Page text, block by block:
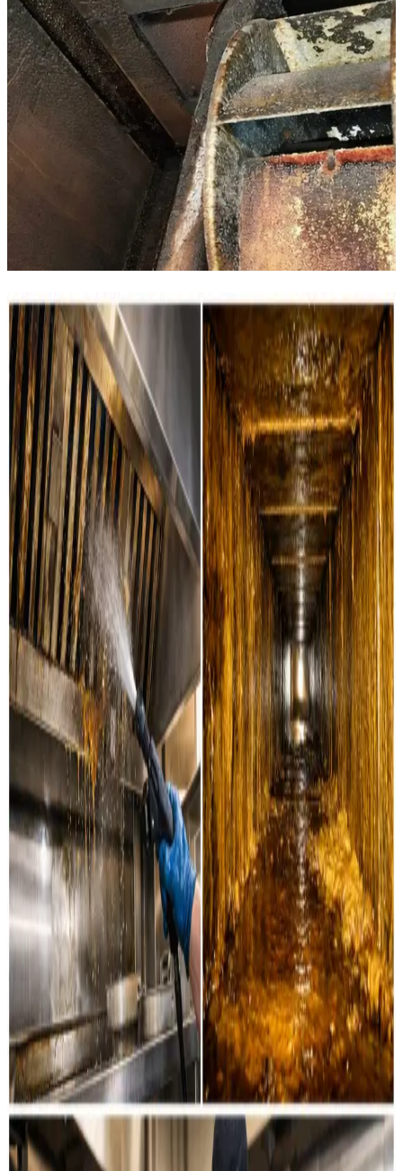
Sådan renser vi din ventilation i
Silkeborg
Boligventilation
Grundig rensning af ventilationskanaler, ventiler og
aggregater i private boliger i Silkeborg. Vi servicerer alle
mærker.
Læs mere
Industri & erhverv
Professionel rensning af industrielle ventilationssystemer
og erhvervsanlæg i Silkeborg og omegn.
Læs mere